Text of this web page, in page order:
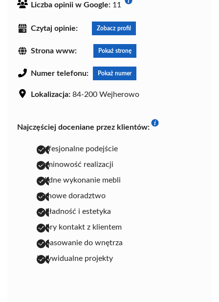
Liczba opinii w Google: 11
Czytaj opinie: Zobacz profil
Strona www: Pokaż stronę
Numer telefonu: Pokaż numer
Lokalizacja: 84-200 Wejherowo
Najczęściej doceniane przez klientów:
profesjonalne podejście
terminowość realizacji
solidne wykonanie mebli
fachowe doradztwo
dokładność i estetyka
dobry kontakt z klientem
dopasowanie do wnętrza
indywidualne projekty